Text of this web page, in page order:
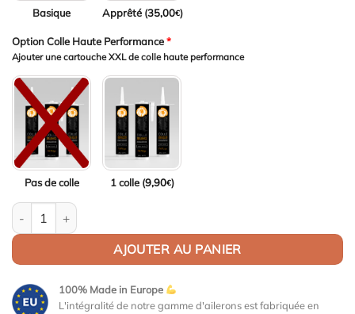
Basique Apprêté (35,00€)
Option Colle Haute Performance*
Ajouter une cartouche XXL de colle haute performance
Pas de colle 1 colle (9,90€)
quantité de Aileron / Becquet pour double portes pour
AJOUTER AU PANIER
100% Made in Europe
L'intégralité de notre gamme d'ailerons est fabriquée en